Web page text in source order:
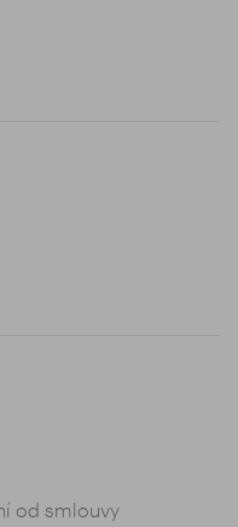
od smlouvy